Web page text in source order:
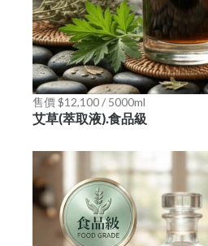
售價 $12,100 / 5000ml
艾草(萃取液).食品級